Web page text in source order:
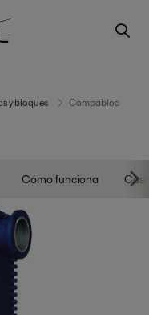
y bloques
Compabloc
Cómo funciona